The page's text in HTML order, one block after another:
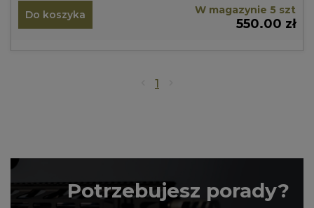
Do koszyka W magazynie 5 szt
550.00 zł
1
Potrzebujesz porady?